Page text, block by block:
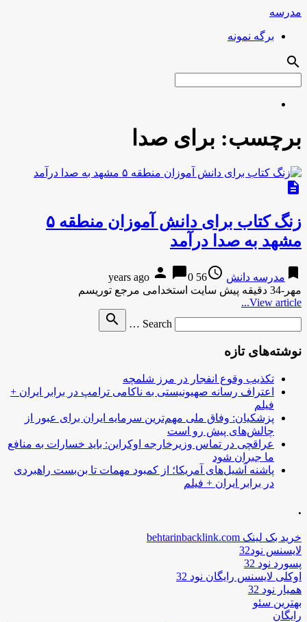
مدرسه
برگه نمونه
search
برچسب: برای صدا
description
زنگ کتاب برای دانش آموزان منطقه ۵
مشهد به صدا درآمد
bookmark مدرسه دانش access_time
56 years ago
person chat_bubble0
مهر-34 دقیقه پیش سایت استخدامی مرجع توریسم
View article...
Search …
search
نوشته‌های تازه
تکذیب وقوع انفجار در مرز شلمچه
اعتراف رسانه صهیونیستی به ناکامی ترامپ در برابر ایران +
فیلم
پزشکیان: وفاق ملی مهم‌ترین سرمایه ایران برای عبور از
چالش‌های پیش رو است
عراقچی در تماس وزیرخارجه اوکراین: باید خسارات به منافع
ما جبران شود
پاشنه آشیل‌های آمریکا؛ از کمبود مهمات تا بن‌بست راهبردی
در برابر ایران + فیلم
.
خرید بک لینک behtarinbacklink.com
لایسنس نود32
پسورد نود 32
اوکلی لایسنس رایگان نود 32
همیار نود 32
بهترین سئو
رایگان